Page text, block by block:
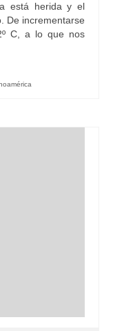
está herida y el
De incrementarse
C, a lo que nos